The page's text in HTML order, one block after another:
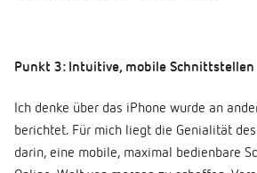
Punkt 3: Intuitive, mobile Schnittstellen
Ich denke über das iPhone wurde an
berichtet. Für mich liegt die Genialität
darin, eine mobile, maximal bedienbare